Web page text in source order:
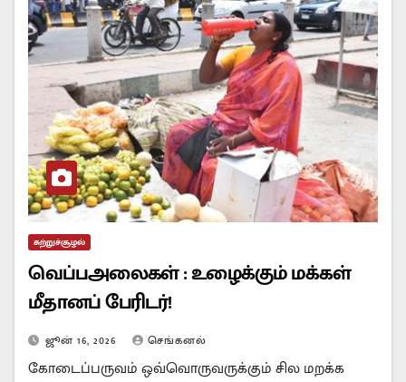
சுற்றுச்சூழல்
வெப்பஅலைகள் : உழைக்கும் மக்கள்
மீதானப் பேரிடர்!
ஜூன் 16, 2026 செங்கனல்
கோடைப்பருவம் ஒவ்வொருவருக்கும் சில மறக்க